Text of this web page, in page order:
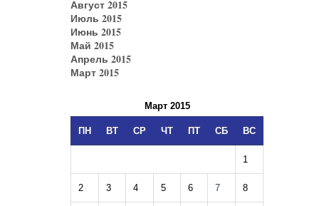
Август 2015
Июль 2015
Июнь 2015
Май 2015
Апрель 2015
Март 2015
Март 2015
ПН ВТ СР ЧТ ПТ СБ ВС
1
2 3 4 5 6 7 8